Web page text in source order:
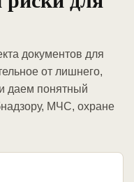
документов для
от лишнего,
даем понятный
МЧС, охране